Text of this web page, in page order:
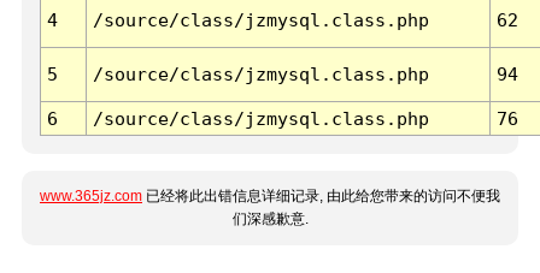
4 /source/class/jzmysql.class.php 62
5 /source/class/jzmysql.class.php 94
6 /source/class/jzmysql.class.php 76
www.365jz.com 已经将此出错信息详细记录, 由此给您带来的访问不便我
们深感歉意.